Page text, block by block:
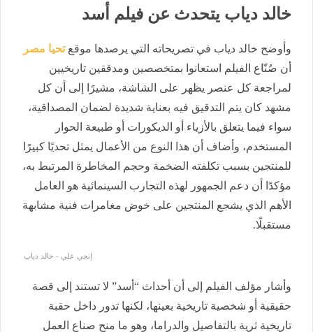
خالد دياب يتحدث عن فيلم أسد
وأوضح خالد دياب في تصريحاته التي يرصدها موقعتحيا مصر
أن صُنّاع الفيلم استعانوا بمتخصصين ومدققين تاريخيين
لمراجعة كل عنصر يظهر على الشاشة، مشيرًا إلى أن كل
مشهد كان يتم التدقيق فيه بعناية شديدة لضمان المصداقية،
سواء فيما يتعلق بالأزياء أو الديكورات أو طبيعة الحوار
المستخدم، وأضاف أن هذا النوع من الأعمال يمثل تحديًا كبيرًا
للمنتجين بسبب تكلفته الضخمة وحجم المخاطرة المرتبط به،
مؤكدًا أن دعم الجمهور لهذه التجارب السينمائية هو العامل
الأهم الذي يشجع المنتجين على خوض مغامرات فنية مشابهة
مستقبلًا.
إنجي علي - خالد دياب
وأشار مؤلف الفيلم إلى أن أحداث “أسد” لا تستند إلى قصة
حقيقية أو شخصية تاريخية بعينها، لكنها تدور داخل حقبة
تاريخية ثرية بالتفاصيل والدراما، وهو ما منح صناع العمل